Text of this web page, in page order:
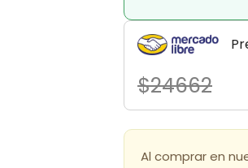
$24662
Al comprar en